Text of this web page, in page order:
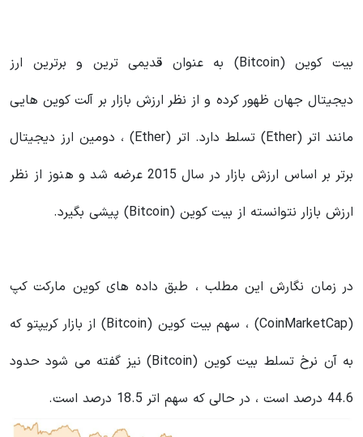
بیت کوین (Bitcoin) به عنوان قدیمی ترین و برترین ارز
دیجیتال جهان ظهور کرده و از نظر ارزش بازار بر آلت کوین هایی
مانند اتر (Ether) تسلط دارد. اتر (Ether) ، دومین ارز دیجیتال
برتر بر اساس ارزش بازار در سال 2015 عرضه شد و هنوز از نظر
ارزش بازار نتوانسته از بیت کوین (Bitcoin) پیشی بگیرد.
در زمان نگارش این مطلب ، طبق داده های کوین مارکت کپ
(CoinMarketCap) ، سهم بیت کوین (Bitcoin) از بازار کریپتو که
به آن نرخ تسلط بیت کوین (Bitcoin) نیز گفته می شود حدود
44.6 درصد است ، در حالی که سهم اتر 18.5 درصد است.